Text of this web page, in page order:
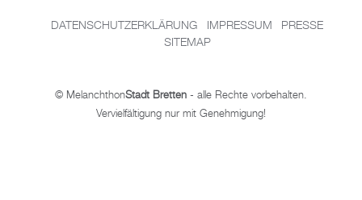
DA­TEN­SCHUT­Z­ER­KLÄ­RUNG IM­PRES­SUM
PRES­SE
SITEMAP
© Me­lan­chthonStadt Brett­en - alle Rech­te vor­be­hal­ten.
Ver­viel­fäl­ti­gung nur mit Ge­neh­mi­gung!